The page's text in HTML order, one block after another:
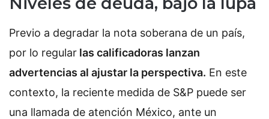
Previo a degradar la nota soberana de un país,
por lo regular las calificadoras lanzan
advertencias al ajustar la perspectiva. En este
contexto, la reciente medida de S&P puede ser
una llamada de atención México, ante un